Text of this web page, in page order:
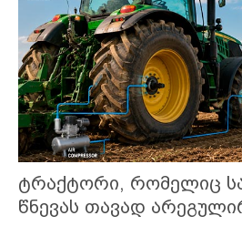
ტრაქტორი, რომელიც
წნევას თავად